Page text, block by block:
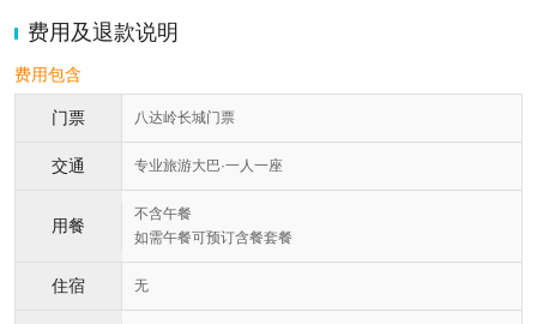
费用及退款说明
费用包含
门票 八达岭长城门票
交通 专业旅游大巴·一人一座
用餐
不含午餐
如需午餐可预订含餐套餐
住宿 无